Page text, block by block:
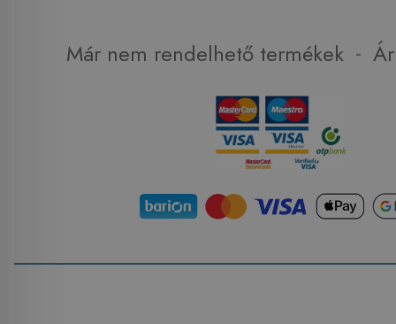
Már nem rendelhető termékek -